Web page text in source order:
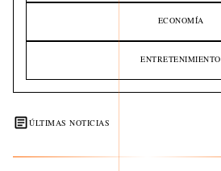
ECONOMÍA
ENTRETENIMIENTO
ÚLTIMAS NOTICIAS